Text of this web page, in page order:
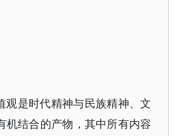
观是时代精神与民族精神、文
机结合的产物，其中所有内容